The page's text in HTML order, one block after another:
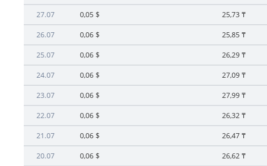
27.07 0,05 $ 25,73 ₸
26.07 0,06 $ 25,85 ₸
25.07 0,06 $ 26,29 ₸
24.07 0,06 $ 27,09 ₸
23.07 0,06 $ 27,99 ₸
22.07 0,06 $ 26,32 ₸
21.07 0,06 $ 26,47 ₸
20.07 0,06 $ 26,62 ₸